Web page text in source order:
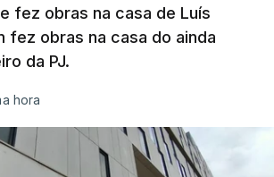
fez obras na casa de Luís
fez obras na casa do ainda
da PJ.
hora